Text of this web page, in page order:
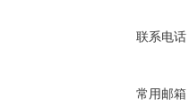
联系电话
常用邮箱